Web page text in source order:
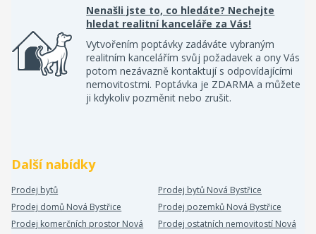
Nenašli jste to, co hledáte? Nechejte
hledat realitní kanceláře za Vás!
Vytvořením poptávky zadáváte vybraným
realitním kancelářím svůj požadavek a ony Vás
potom nezávazně kontaktují s odpovídajícími
nemovitostmi. Poptávka je ZDARMA a můžete
ji kdykoliv pozměnit nebo zrušit.
Další nabídky
Prodej bytů
Prodej bytů Nová Bystřice
Prodej domů Nová Bystřice
Prodej pozemků Nová Bystřice
Prodej komerčních prostor Nová
Prodej ostatních nemovitostí Nová